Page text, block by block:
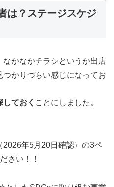
は？ステージスケジ
かなかチラシというか出店
かりづらい感じになってお
ておく ことにしました。
（2026年5月20日確認）の3ペ
さい！！